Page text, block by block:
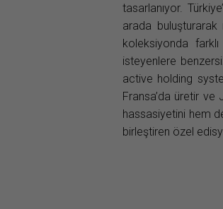
tasarlanıyor.
arada buluşturarak
koleksiyonda
isteyenlere
active holding
Fransa’da üretir
hassasiyetini hem
birleştiren özel